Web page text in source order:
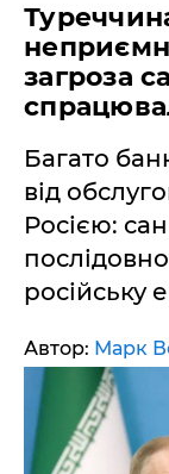
загроза
Багато
від
Росією:
російську
Автор: Марк